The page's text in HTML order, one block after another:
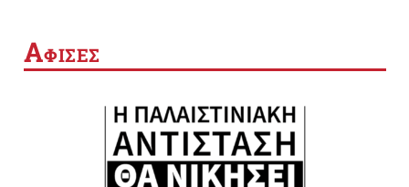
ΑΦΙΣΕΣ